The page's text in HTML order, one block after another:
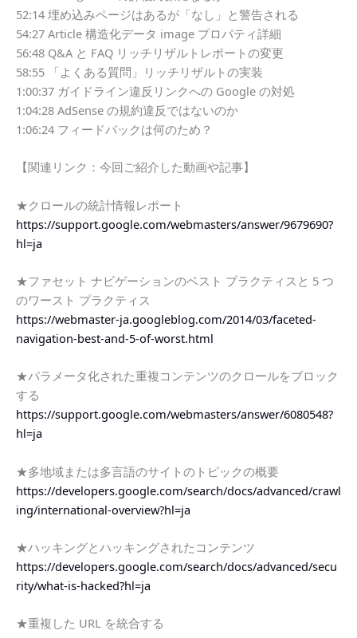
52:14 埋め込みページはあるが「なし」と警告される
54:27 Article 構造化データ image プロパティ詳細
56:48 Q&A と FAQ リッチリザルトレポートの変更
58:55 「よくある質問」リッチリザルトの実装
1:00:37 ガイドライン違反リンクへの Google の対処
1:04:28 AdSense の規約違反ではないのか
1:06:24 フィードバックは何のため？
【関連リンク：今回ご紹介した動画や記事】
★クロールの統計情報レポート
https://support.google.com/webmasters/answer/9679690?
hl=ja
★ファセット ナビゲーションのベスト プラクティスと 5 つ
のワースト プラクティス
https://webmaster-ja.googleblog.com/2014/03/faceted-
navigation-best-and-5-of-worst.html
★パラメータ化された重複コンテンツのクロールをブロック
する
https://support.google.com/webmasters/answer/6080548?
hl=ja
★多地域または多言語のサイトのトピックの概要
https://developers.google.com/search/docs/advanced/crawl
ing/international-overview?hl=ja
★ハッキングとハッキングされたコンテンツ
https://developers.google.com/search/docs/advanced/secu
rity/what-is-hacked?hl=ja
★重複した URL を統合する